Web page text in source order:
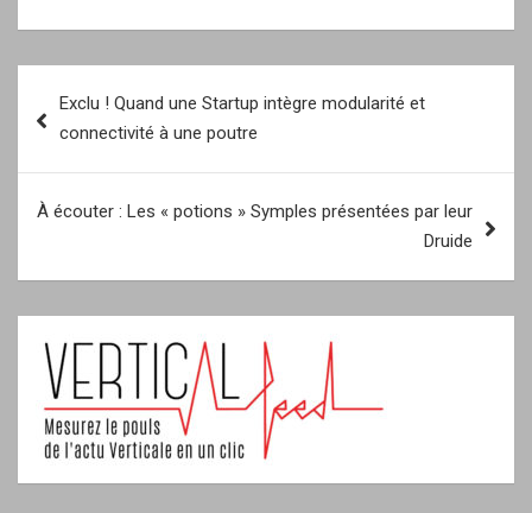
de
Exclu ! Quand une Startup intègre modularité et
connectivité à une poutre
À écouter : Les « potions » Symples présentées par leur
Druide